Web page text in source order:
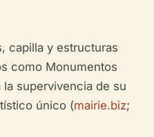
capilla y estructuras
como Monumentos
supervivencia de su
único (mairie.biz;